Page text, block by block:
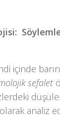
içinde
sefalet
analiz